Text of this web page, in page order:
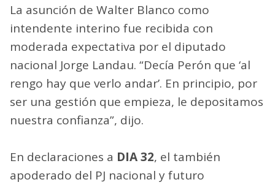
La asunción de Walter Blanco como
intendente interino fue recibida con
moderada expectativa por el diputado
nacional Jorge Landau. “Decía Perón que ‘al
rengo hay que verlo andar’. En principio, por
ser una gestión que empieza, le depositamos
nuestra confianza”, dijo.
En declaraciones a DIA 32, el también
apoderado del PJ nacional y futuro